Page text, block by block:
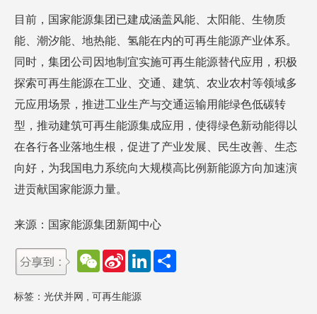
目前，国家能源集团已建成涵盖风能、太阳能、生物质
能、潮汐能、地热能、氢能在内的可再生能源产业体系。
同时，集团公司因地制宜实施可再生能源替代应用，积极
探索可再生能源在工业、交通、建筑、农业农村等领域多
元应用场景，推进工业生产与交通运输用能绿色低碳转
型，推动建筑可再生能源集成应用，使得绿色新动能得以
在各行各业落地生根，促进了产业发展、民生改善、生态
向好，为我国电力系统向大规模高比例新能源方向加速演
进贡献国家能源力量。
来源：国家能源集团新闻中心
W
e
a
S
a
W
L
标签： 光伏并网 可再生能源